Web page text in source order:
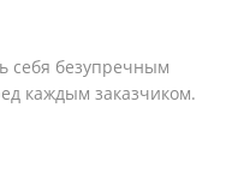
себя безупречным
каждым заказчиком.